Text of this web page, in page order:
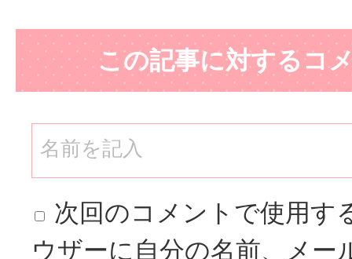
この記事に対するコ
次回のコメントで使用す
ウザーに自分の名前、メー